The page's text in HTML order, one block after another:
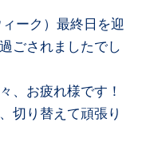
ーク）最終日を迎
ごされましたでし
、お疲れ様です！
切り替えて頑張り